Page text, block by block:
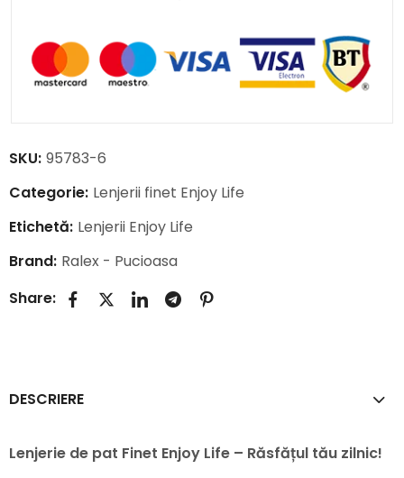
SKU: 95783-6
Categorie: Lenjerii finet Enjoy Life
Etichetă: Lenjerii Enjoy Life
Brand: Ralex - Pucioasa
Share:
DESCRIERE
Lenjerie de pat Finet Enjoy Life – Răsfățul tău zilnic!